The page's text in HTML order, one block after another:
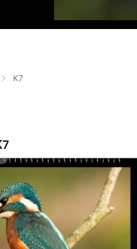
K7